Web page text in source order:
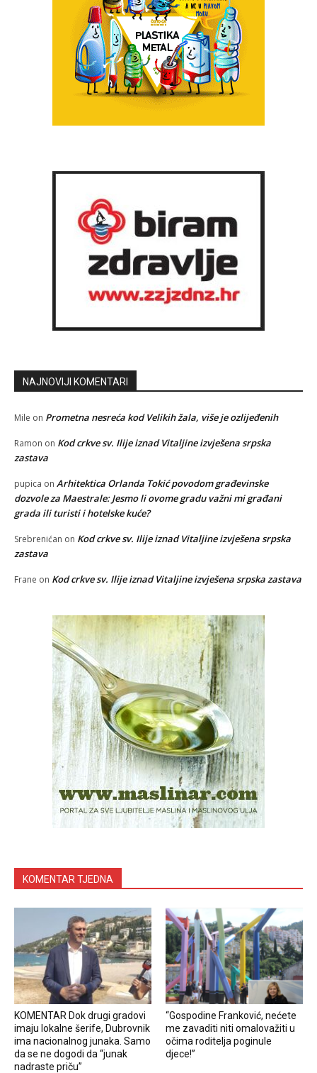
NAJNOVIJI KOMENTARI
Mile on Prometna nesreća kod Velikih žala, više je ozlijeđenih
Ramon on Kod crkve sv. Ilije iznad Vitaljine izvješena srpska
zastava
pupica on Arhitektica Orlanda Tokić povodom građevinske
dozvole za Maestrale: Jesmo li ovome gradu važni mi građani
grada ili turisti i hotelske kuće?
Srebrenićan on Kod crkve sv. Ilije iznad Vitaljine izvješena srpska
zastava
Frane on Kod crkve sv. Ilije iznad Vitaljine izvješena srpska zastava
KOMENTAR TJEDNA
KOMENTAR Dok drugi gradovi
imaju lokalne šerife, Dubrovnik
ima nacionalnog junaka. Samo
da se ne dogodi da “junak
nadraste priču”
“Gospodine Franković, nećete
me zavaditi niti omalovažiti u
očima roditelja poginule
djece!”